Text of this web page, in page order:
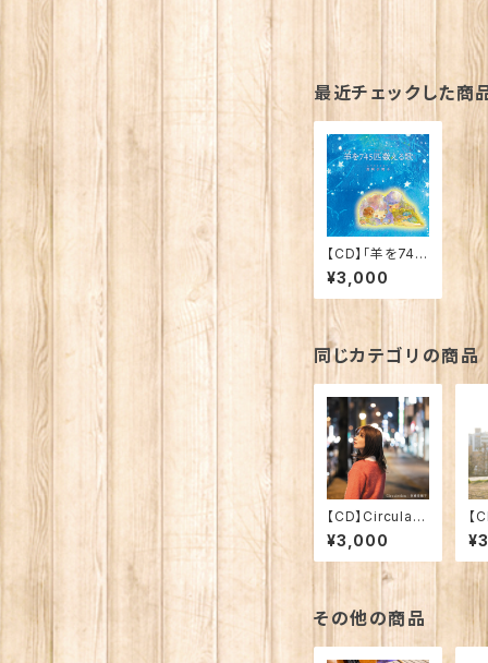
最近チェックした商
【CD】「羊を745
匹数える歌」
¥3,000
同じカテゴリの商品
【CD】Circulati
on
¥3,000
【
ne
その他の商品